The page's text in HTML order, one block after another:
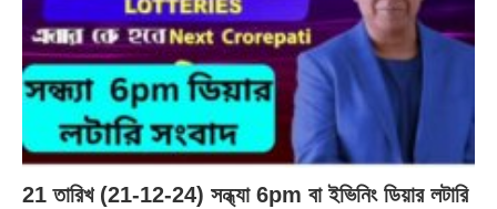
21 তারিখ (21-12-24) সন্ধ্যা 6pm বা ইভিনিং ডিয়ার লটারি